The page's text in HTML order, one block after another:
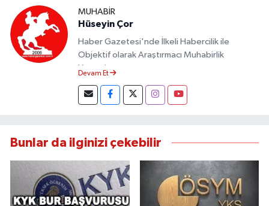
MUHABIR
Hüseyin Çor
Haber Gazetesi'nde İlkeli Habercilik ile
Objektif olarak Araştırmacı Muhabirlik
Yapmaktayım.
Devam Et
Bunlar da ilginizi çekebilir